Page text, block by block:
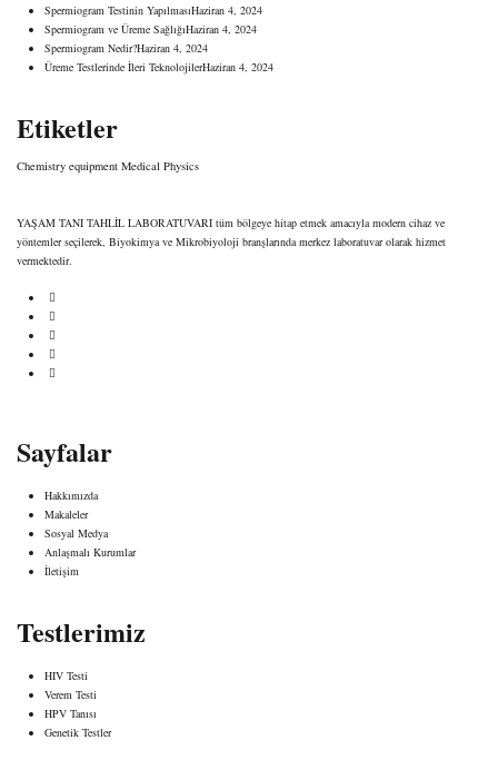
Spermiogram Testinin YapılmasıHaziran 4, 2024
Spermiogram ve Üreme SağlığıHaziran 4, 2024
Spermiogram Nedir?Haziran 4, 2024
Üreme Testlerinde İleri TeknolojilerHaziran 4, 2024
Etiketler
Chemistry equipment‎ Medical Physics
YAŞAM TANI TAHLİL LABORATUVARI tüm bölgeye hitap etmek amacıyla modern cihaz ve
yöntemler seçilerek, Biyokimya ve Mikrobiyoloji branşlarında merkez laboratuvar olarak hizmet
vermektedir.
Sayfalar
Hakkımızda
Makaleler
Sosyal Medya
Anlaşmalı Kurumlar
İletişim
Testlerimiz
HIV Testi
Verem Testi
HPV Tanısı
Genetik Testler